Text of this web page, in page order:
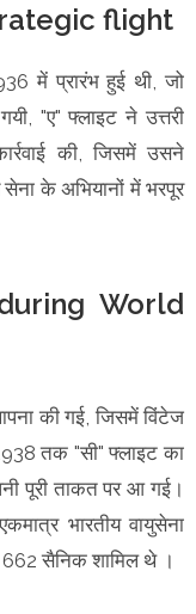
flight
में प्रारंभ हुई थी, जो
"ए" फ्लाइट ने उत्तरी
की, जिसमें उसने
सेना के अभियानों में भरपूर
World
की गई, जिसमें विंटेज
तक "सी" फ्लाइट का
पूरी ताकत पर आ गई।
भारतीय वायुसेना
662 सैनिक शामिल थे ।